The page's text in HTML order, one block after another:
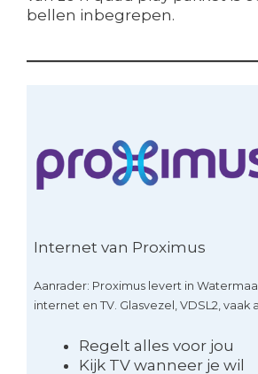
bellen inbegrepen.
Internet van Proximus
Aanrader: Proximus levert in
internet en TV. Glasvezel, VDSL2, vaak
Regelt alles voor jou
Kijk TV wanneer je wil